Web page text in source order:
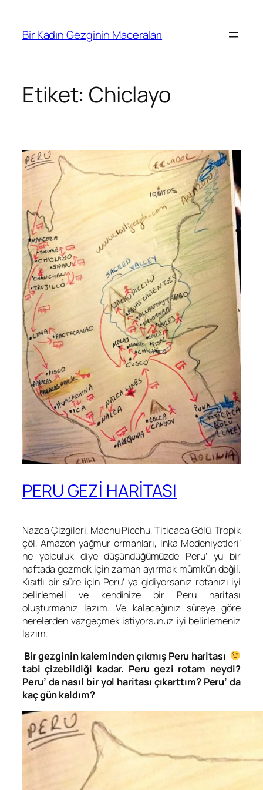
Bir Kadın Gezginin Maceraları
Etiket: Chiclayo
PERU GEZİ HARİTASI
Nazca Çizgileri, Machu Picchu, Titicaca Gölü, Tropik
çöl, Amazon yağmur ormanları, Inka Medeniyetleri’
ne yolculuk diye düşündüğümüzde Peru’ yu bir
haftada gezmek için zaman ayırmak mümkün değil.
Kısıtlı bir süre için Peru’ ya gidiyorsanız rotanızı iyi
belirlemeli ve kendinize bir Peru haritası
oluşturmanız lazım. Ve kalacağınız süreye göre
nerelerden vazgeçmek istiyorsunuz iyi belirlemeniz
lazım.
Bir gezginin kaleminden çıkmış Peru haritası
tabi çizebildiği kadar. Peru gezi rotam neydi?
Peru’ da nasıl bir yol haritası çıkarttım? Peru’ da
kaç gün kaldım?